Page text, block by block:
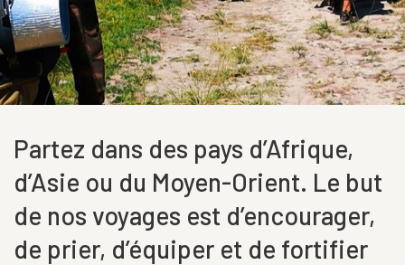
Partez dans des pays d’Afrique,
d’Asie ou du Moyen-Orient. Le but
de nos voyages est d’encourager,
de prier, d’équiper et de fortifier